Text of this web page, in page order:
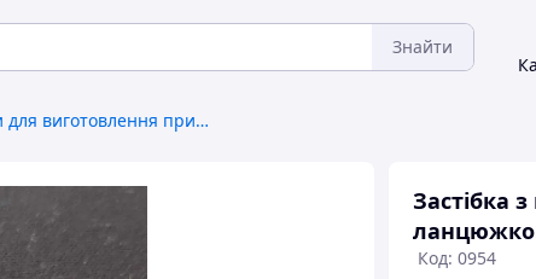
Знайти
Матеріали для виготовлення прикрас та аксесуарів
Застібка
Код: 0954